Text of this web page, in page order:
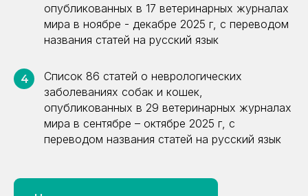
опубликованных в 17 ветеринарных журналах
мира в ноябре - декабре 2025 г, с переводом
названия статей на русский язык
4
Список 86 статей о неврологических
заболеваниях собак и кошек,
опубликованных в 29 ветеринарных журналах
мира в сентябре – октябре 2025 г, с
переводом названия статей на русский язык